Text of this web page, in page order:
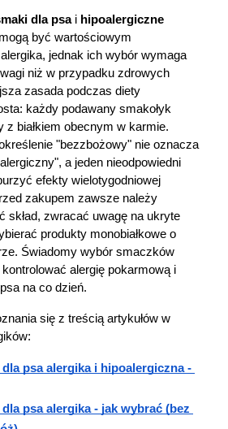
dla psa i hipoalergiczne
być wartościowym
alergika, jednak ich wybór wymaga
niż w przypadku zdrowych
zasada podczas diety
każdy podawany smakołyk
z białkiem obecnym w karmie.
"bezzbożowy" nie oznacza
a jeden nieodpowiedni
efekty wielotygodniowej
zakupem zawsze należy
skład, zwracać uwagę na ukryte
produkty monobiałkowe o
Świadomy wybór smaczków
alergię pokarmową i
na co dzień.
się z treścią artykułów w
dla psa alergika i hipoalergiczna -
psa alergika - jak wybrać (bez